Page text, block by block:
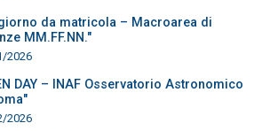
da matricola – Macroarea di
MM.FF.NN."
2026
DAY – INAF Osservatorio Astronomico
2026